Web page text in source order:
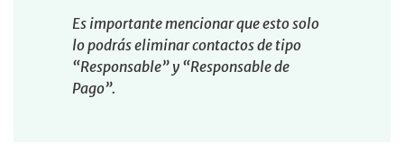
Es importante mencionar que esto solo
lo podrás eliminar contactos de tipo
“Responsable” y “Responsable de
Pago”.